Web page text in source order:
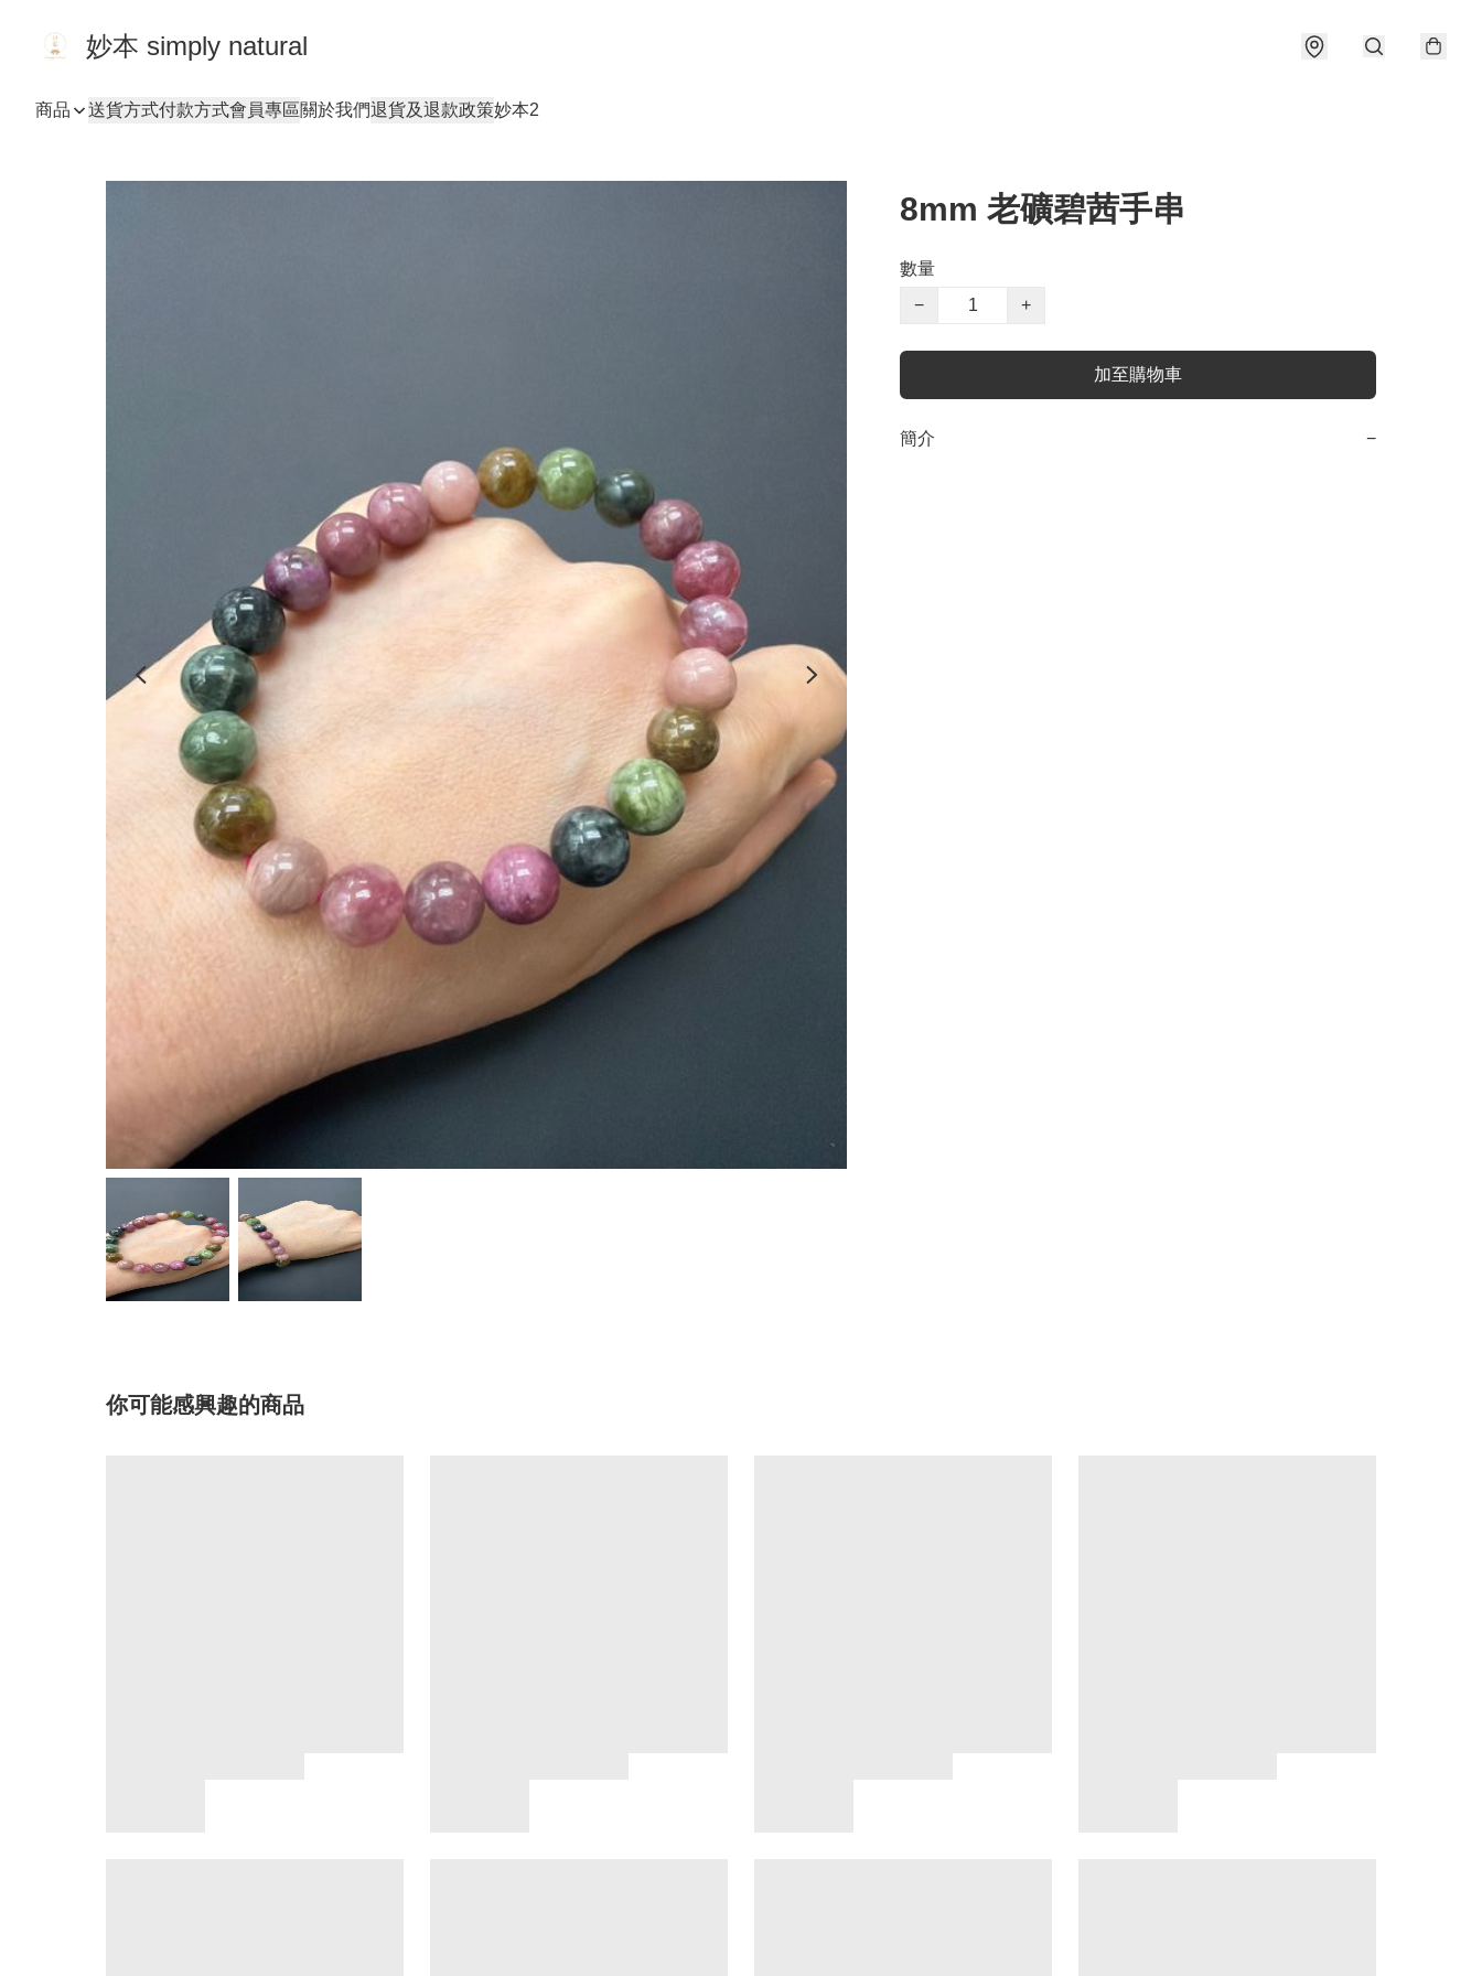
妙本 simply natural
商品 送貨方式付款方式會員專區關於我們退貨及退款政策妙本2
8mm 老礦碧茜手串
數量
−
+
加至購物車
簡介 −
你可能感興趣的商品